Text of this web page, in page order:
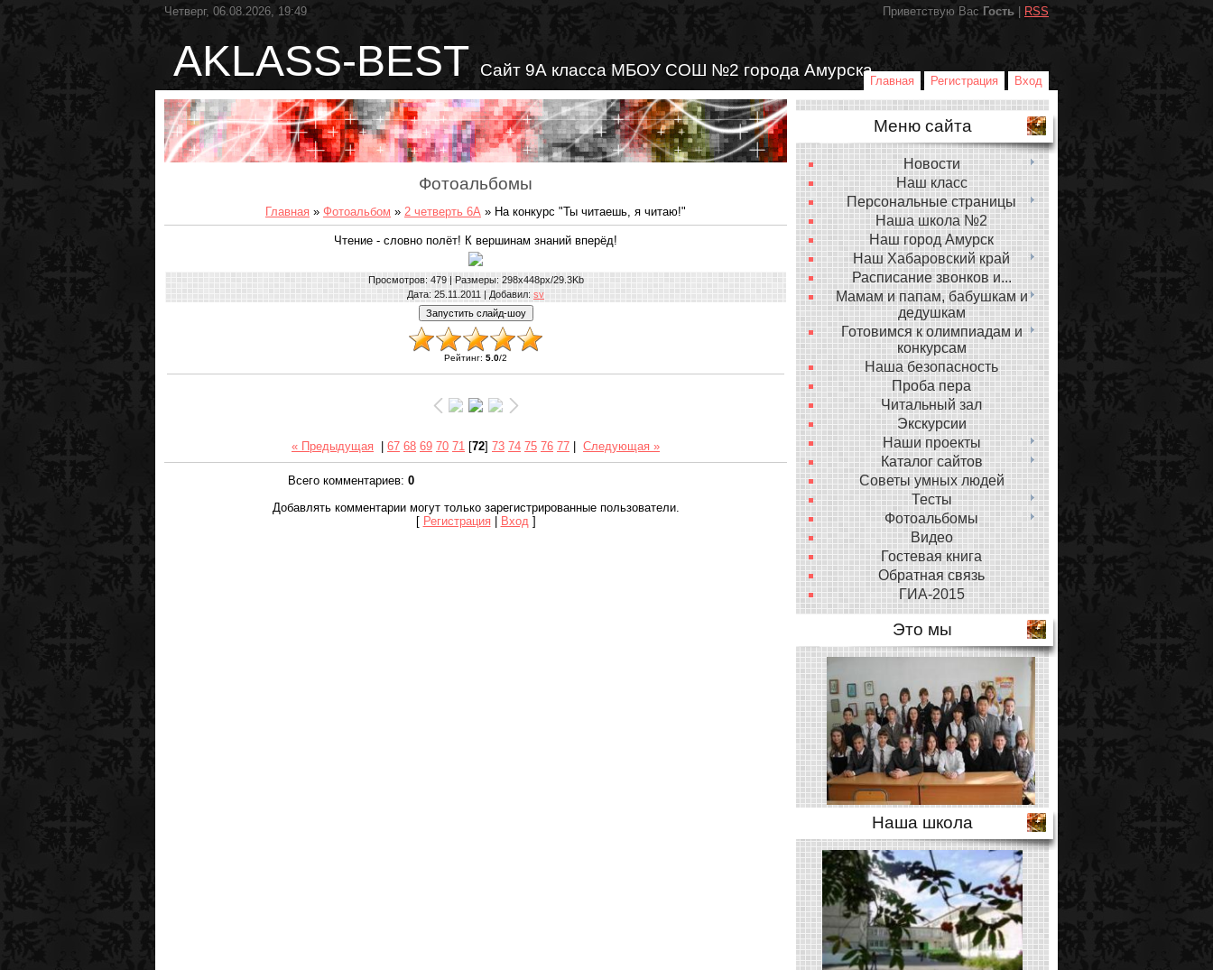
Четверг, 06.08.2026, 19:49 Приветствую Вас Гость RSS
AKLASS-BEST Сайт 9А класса МБОУ СОШ №2 города Амурска
Главная Регистрация Вход
Фотоальбомы
Главная » Фотоальбом » 2 четверть 6А » На конкурс "Ты читаешь, я читаю!"
Чтение - словно полёт! К вершинам знаний вперёд!
Просмотров: 479 | Размеры: 298x448px/29.3Kb
Дата: 25.11.2011 | Добавил: sv
Рейтинг: 5.0/2
« Предыдущая 67 68 69 70 71 [72] 73 74 75 76 77 Следующая »
Всего комментариев: 0
Добавлять комментарии могут только зарегистрированные пользователи.
[ Регистрация | Вход ]
Меню сайта
Новости
Наш класс
Персональные страницы
Наша школа №2
Наш город Амурск
Наш Хабаровский край
Расписание звонков и...
Мамам и папам, бабушкам и
дедушкам
Готовимся к олимпиадам и
конкурсам
Наша безопасность
Проба пера
Читальный зал
Экскурсии
Наши проекты
Каталог сайтов
Советы умных людей
Тесты
Фотоальбомы
Видео
Гостевая книга
Обратная связь
ГИА-2015
Это мы
Наша школа